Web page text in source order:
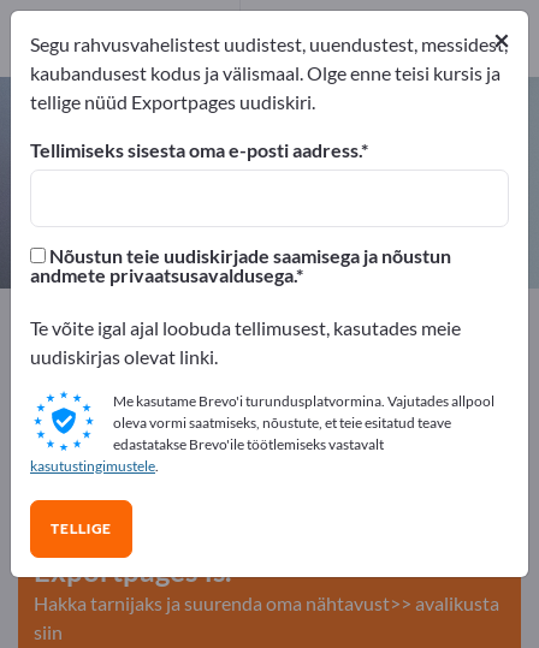
Anduritehnika – leidke tootjaid ja
tarnijaid
52
Tootja 52
Exportpages
Mõõtmistehnoloogia & optika
Anduritehnika
Reklaamige tasuta Exportpages'is!
Vajadused – Pakkumised – Kasutatud kaubad –
Ärikontaktid >> alustage siit
Avalikusta oma ettevõte ja tooted
Exportpages'is.
Hakka tarnijaks ja suurenda oma nähtavust>> avalikusta
siin
×
Segu rahvusvahelistest uudistest, uuendustest, messidest,
kaubandusest kodus ja välismaal. Olge enne teisi kursis ja
tellige nüüd Exportpages uudiskiri.
Tellimiseks sisesta oma e-posti aadress.
Nõustun teie uudiskirjade saamisega ja nõustun
andmete privaatsusavaldusega.
Te võite igal ajal loobuda tellimusest, kasutades meie
uudiskirjas olevat linki.
Me kasutame Brevo'i turundusplatvormina. Vajutades allpool
oleva vormi saatmiseks, nõustute, et teie esitatud teave
edastatakse Brevo'ile töötlemiseks vastavalt
kasutustingimustele.
TELLIGE